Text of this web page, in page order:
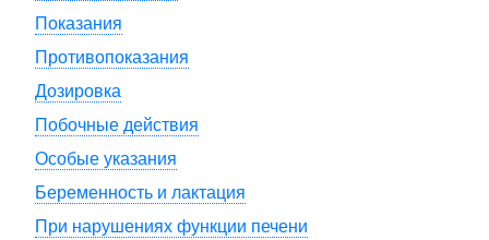
Показания
Противопоказания
Дозировка
Побочные действия
Особые указания
Беременность и лактация
При нарушениях функции печени